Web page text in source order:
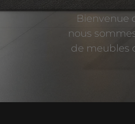
Bienvenue
nous
de meubles